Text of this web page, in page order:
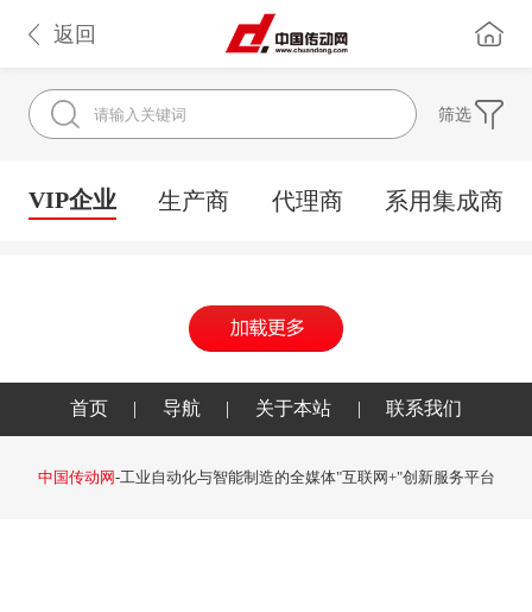
返回
筛选
VIP企业 生产商 代理商 系用集成商
首页 | 导航 | 关于本站 | 联系我们
中国传动网-工业自动化与智能制造的全媒体"互联网+"创新服务平台